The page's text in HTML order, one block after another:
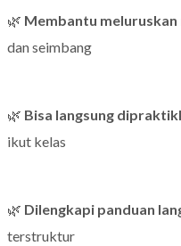
🌿 Membantu
dan seimbang
🌿 Bisa langsung
ikut kelas
🌿 Dilengkapi panduan
terstruktur